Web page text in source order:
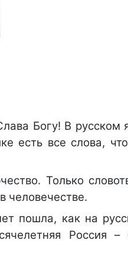
Богу! В русском
есть все слова,
Только
человечестве.
пошла, как на
Россия –